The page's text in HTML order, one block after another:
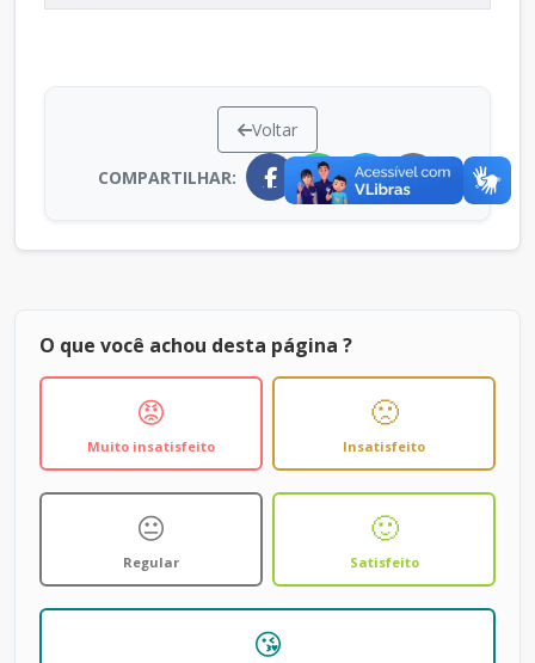
Voltar
COMPARTILHAR:
O que você achou desta página ?
😡
Muito insatisfeito
🙁
Insatisfeito
😐
Regular
🙂
Satisfeito
😘